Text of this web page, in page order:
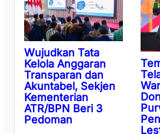
Wujudkan Tata
Kelola Anggaran
Transparan dan
Akuntabel, Sekjen
Kementerian
ATR/BPN Beri 3
Pedoman